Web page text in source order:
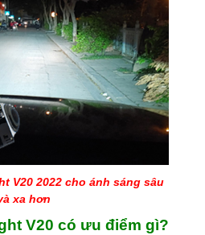
V20 2022 cho ánh sáng sâu
xa hơn
V20 có ưu điểm gì?